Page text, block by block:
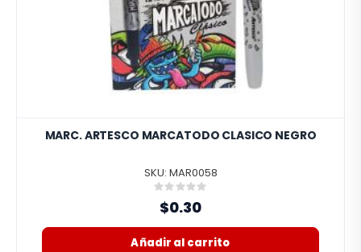
MARC. ARTESCO MARCATODO CLASICO NEGRO
SKU: MAR0058
Rating:
0%
$0.30
Añadir al carrito